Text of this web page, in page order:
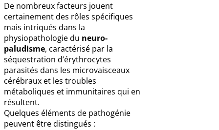
De nombreux facteurs jouent
certainement des rôles spécifiques
mais intriqués dans la
physiopathologie du neuro-
paludisme, caractérisé par la
séquestration d’érythrocytes
parasités dans les microvaisceaux
cérébraux et les troubles
métaboliques et immunitaires qui en
résultent.
Quelques éléments de pathogénie
peuvent être distingués :